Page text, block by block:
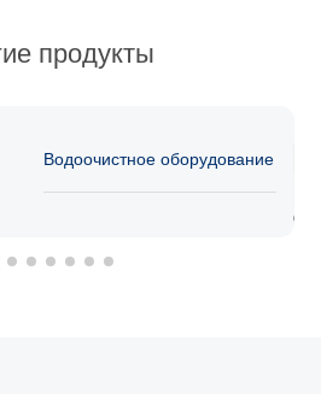
продукты
Водоочистное оборудование